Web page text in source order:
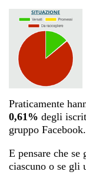
Praticamente
0,61% degli
gruppo Facebook.
E pensare che
ciascuno o se gli